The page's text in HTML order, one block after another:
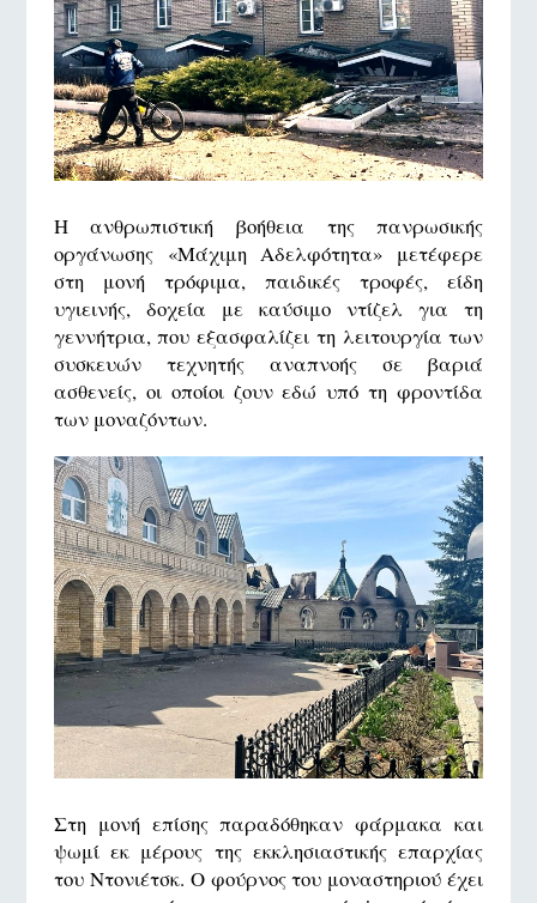
Η ανθρωπιστική βοήθεια της πανρωσικής
οργάνωσης «Μάχιμη Αδελφότητα» μετέφερε
στη μονή τρόφιμα, παιδικές τροφές, είδη
υγιεινής, δοχεία με καύσιμο ντίζελ για τη
γεννήτρια, που εξασφαλίζει τη λειτουργία των
συσκευών τεχνητής αναπνοής σε βαριά
ασθενείς, οι οποίοι ζουν εδώ υπό τη φροντίδα
των μοναζόντων.
Στη μονή επίσης παραδόθηκαν φάρμακα και
ψωμί εκ μέρους της εκκλησιαστικής επαρχίας
του Ντονιέτσκ. Ο φούρνος του μοναστηριού έχει